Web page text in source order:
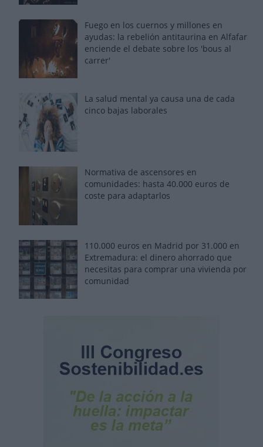
Fuego en los cuernos y millones en
ayudas: la rebelión antitaurina en Alfafar
enciende el debate sobre los 'bous al
carrer'
La salud mental ya causa una de cada
cinco bajas laborales
Normativa de ascensores en
comunidades: hasta 40.000 euros de
coste para adaptarlos
110.000 euros en Madrid por 31.000 en
Extremadura: el dinero ahorrado que
necesitas para comprar una vivienda por
comunidad